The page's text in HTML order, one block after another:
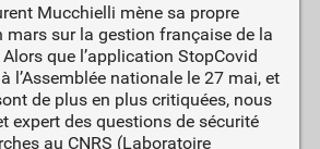
Mucchielli mène sa propre
mars sur la gestion française de la
que l’application StopCovid
l’Assemblée nationale le 27 mai, et
de plus en plus critiquées, nous
expert des questions de sécurité
au CNRS (Laboratoire